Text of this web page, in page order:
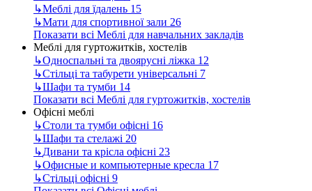
↳Меблі для їдалень 15
↳Мати для спортивної зали 26
Показати всі Меблі для навчальних закладів
Меблі для гуртожитків, хостелів
↳Односпальні та двоярусні ліжка 12
↳Стільці та табурети універсальні 7
↳Шафи та тумби 14
Показати всі Меблі для гуртожитків, хостелів
Офісні меблі
↳Столи та тумби офісні 16
↳Шафи та стелажі 20
↳Дивани та крісла офісні 23
↳Офисные и компьютерные кресла 17
↳Стільці офісні 9